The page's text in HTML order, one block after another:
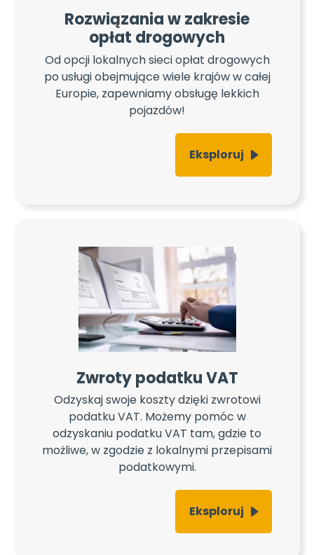
Rozwiązania w zakresie
opłat drogowych
Od opcji lokalnych sieci opłat drogowych
po usługi obejmujące wiele krajów w całej
Europie, zapewniamy obsługę lekkich
pojazdów!
Eksploruj
Zwroty podatku VAT
Odzyskaj swoje koszty dzięki zwrotowi
podatku VAT. Możemy pomóc w
odzyskaniu podatku VAT tam, gdzie to
możliwe, w zgodzie z lokalnymi przepisami
podatkowymi.
Eksploruj